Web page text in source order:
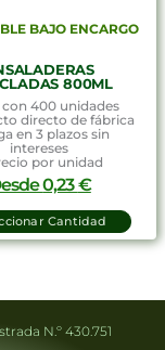
BAJO ENCARGO
800ML
con 400 unidades
directo de fábrica
en 3 plazos sin
intereses
por unidad
0,23€
Cantidad
N.º 430.751